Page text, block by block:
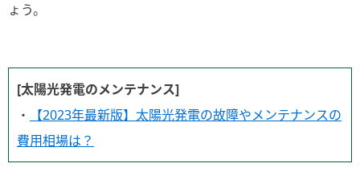
ょう。
[太陽光発電のメンテナンス]
・
【2023年最新版】太陽光発電の故障やメンテナンスの
費用相場は？